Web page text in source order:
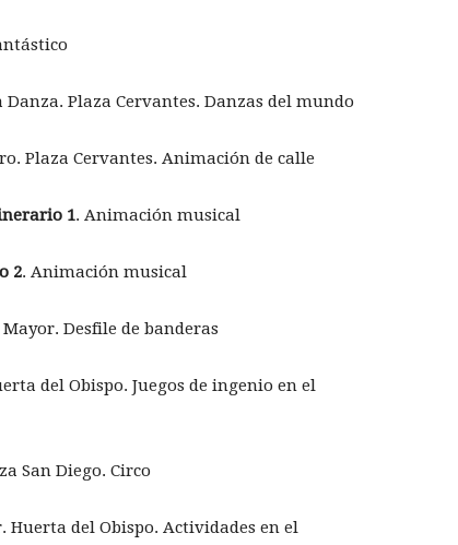
Plaza Cervantes. Danzas del mundo
Plaza Cervantes. Animación de calle
1. Animación musical
2. Animación musical
Desfile de banderas
del Obispo. Juegos de ingenio en el
San Diego. Circo
del Obispo. Actividades en el